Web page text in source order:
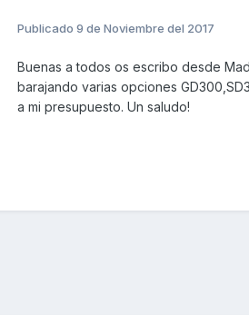
Publicado 9 de Noviembre del 2017
Buenas a todos os escribo desde
barajando varias opciones
a mi presupuesto. Un saludo!